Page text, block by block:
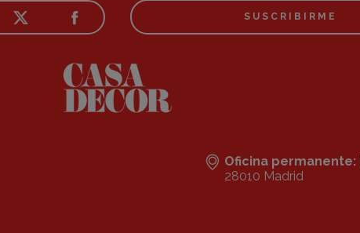
SUSCRIBIRME
Oficina permanente:
28010 Madrid